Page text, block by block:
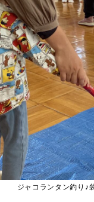
ジャコランタン釣り♪